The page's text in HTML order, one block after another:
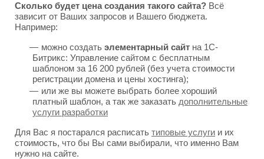
Сколько будет цена создания такого сайта? Всё
зависит от Ваших запросов и Вашего бюджета.
Например:
можно создать элементарный сайт на 1С-
Битрикс: Управление сайтом с бесплатным
шаблоном за 16 200 рублей (без учета стоимости
регистрации домена и цены хостинга);
или же вы можете выбрать более хороший
платный шаблон, а так же заказать дополнительные
услуги разработки
Для Вас я постарался расписать типовые услуги и их
стоимость, что бы Вы сами выбирали, что именно Вам
нужно на сайте.